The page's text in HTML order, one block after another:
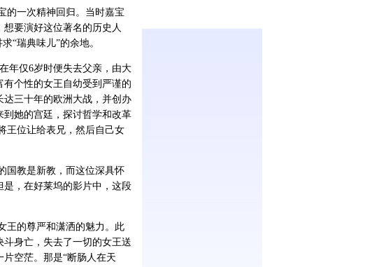
的一次精神回归。当时嘉宝
要演好这位著名的历史人
“瑞典味儿”的余地。
年仅6岁时便失去父亲，由大
有个性的女王自幼受到严谨的
三十年的欧洲大战，并创办
她的宫廷，探讨哲学和改革
王位让给表兄，然后自己女
国教是新教，而这位深具怀
，在好莱坞的影片中，这段
王的尊严和潇洒的魅力。此
身亡，失去了一切的女王送
空茫。那是“断肠人在天